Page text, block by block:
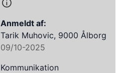
Anmeldt af:
Tarik Muhovic, 9000 Ålborg
09/10-2025
Kommunikation